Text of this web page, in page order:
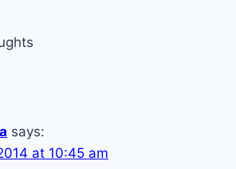
says:
at 10:45 am